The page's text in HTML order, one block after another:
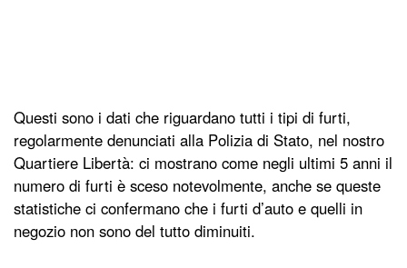
Questi sono i dati che riguardano tutti i tipi di furti,
regolarmente denunciati alla Polizia di Stato, nel nostro
Quartiere Libertà: ci mostrano come negli ultimi 5 anni il
numero di furti è sceso notevolmente, anche se queste
statistiche ci confermano che i furti d’auto e quelli in
negozio non sono del tutto diminuiti.